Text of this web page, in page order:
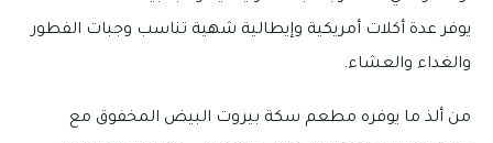
يوفر عدة أكلات أمريكية وإيطالية شهية تناسب وجبات الفطور
والغداء والعشاء.
من ألذ ما يوفره مطعم سكة بيروت البيض المخفوق مع